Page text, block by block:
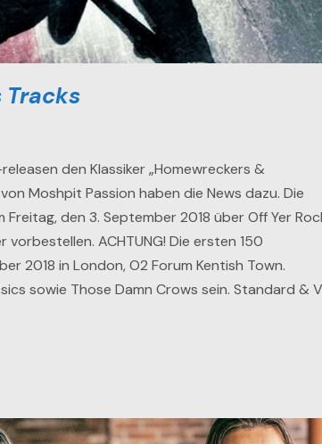
Tracks
den Klassiker „Homewreckers &
Moshpit Passion haben die News dazu. Die
den 3. September 2018 über Off Yer
ACHTUNG! Die ersten 150
2018 in London, O2 Forum Kentish Town.
sowie Those Damn Crows sein. Standard &